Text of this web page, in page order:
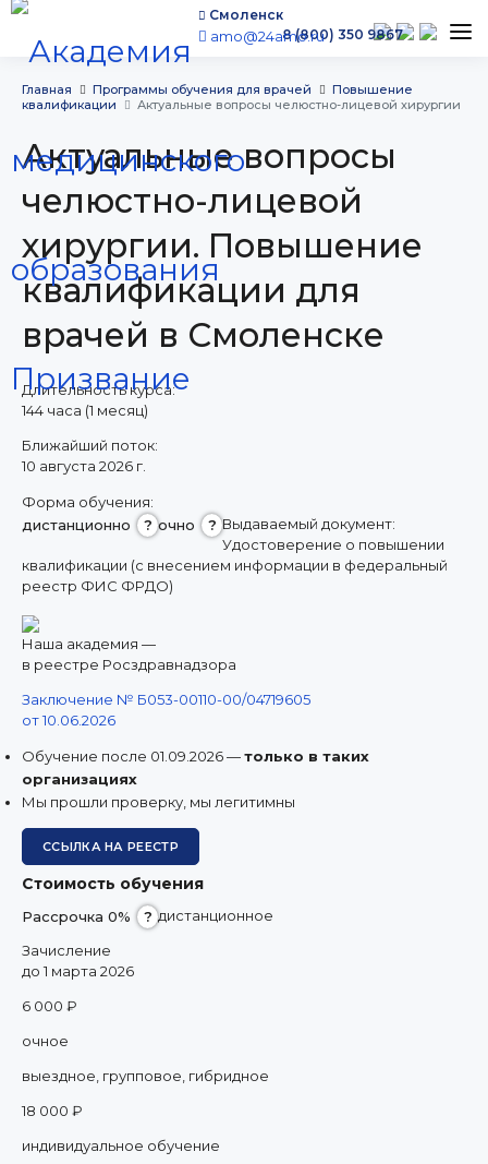
8 (800) 350 9867
Смоленск
amo@24amo.ru
Условия обучения
Бесплатное обучение
Для работодателей
Наши мероприятия
Сведения об образовательной организации
Новости
г. Смоленск,
​Памфилова, 5
8 (800) 350 9867
amo@24amo.ru
Главная Программы обучения для врачей
Повышение
квалификации
Актуальные вопросы челюстно-лицевой хирургии
Актуальные вопросы
челюстно-лицевой
хирургии. Повышение
квалификации для
врачей в Смоленске
Длительность курса:
144 часа (1 месяц)
Ближайший поток:
10 августа 2026 г.
Форма обучения:
дистанционно
? очно ? Выдаваемый документ:
Удостоверение о повышении
квалификации (с внесением информации в федеральный
реестр ФИС ФРДО)
Наша академия —
в реестре Росздравнадзора
Заключение № Б053-00110-00/04719605
от 10.06.2026
Обучение после 01.09.2026 —только в таких
организациях
Мы прошли проверку, мы легитимны
ССЫЛКА НА РЕЕСТР
Стоимость обучения
Рассрочка 0% ? дистанционное
Зачисление
до 1 марта 2026
6 000 ₽
очное
выездное, групповое, гибридное
18 000 ₽
индивидуальное обучение